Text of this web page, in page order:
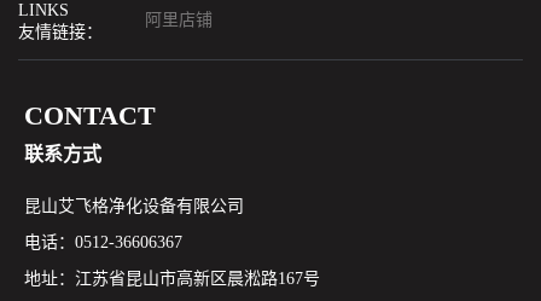
LINKS
友情链接：
阿里店铺
CONTACT
联系方式
昆山艾飞格净化设备有限公司
电话：0512-36606367
地址：江苏省昆山市高新区晨淞路167号